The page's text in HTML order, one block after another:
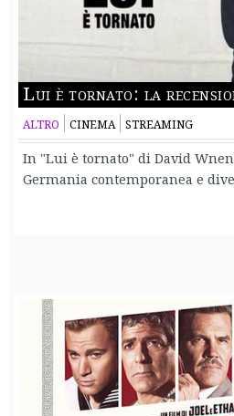
Lui è tornato: la
ALTRO CINEMA STREAMING
In "Lui è tornato" di David
Germania contemporanea e